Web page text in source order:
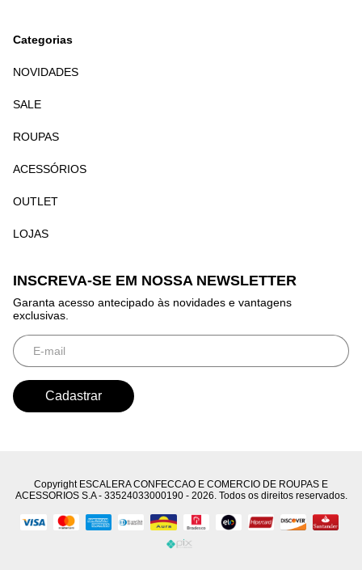
Categorias
NOVIDADES
SALE
ROUPAS
ACESSÓRIOS
OUTLET
LOJAS
INSCREVA-SE EM NOSSA NEWSLETTER
Garanta acesso antecipado às novidades e vantagens
exclusivas.
Copyright ESCALERA CONFECCAO E COMERCIO DE ROUPAS E
ACESSORIOS S.A - 33524033000190 - 2026. Todos os direitos reservados.